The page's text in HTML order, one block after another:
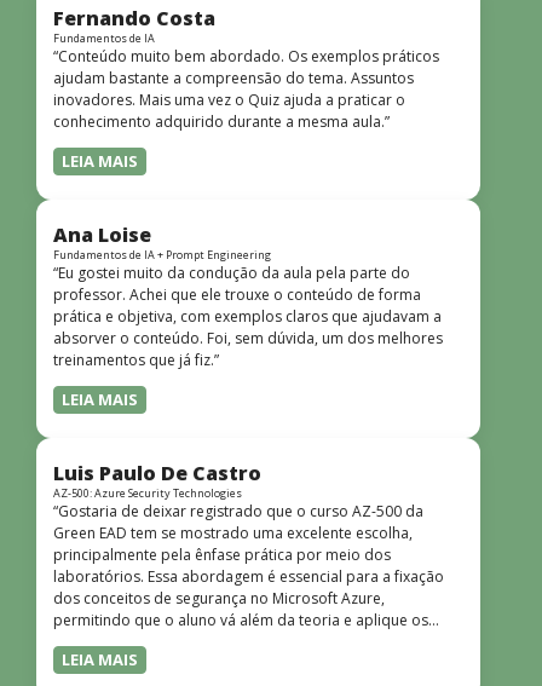
Fernando Costa
Fundamentos de IA
“Conteúdo muito bem abordado. Os exemplos práticos
ajudam bastante a compreensão do tema. Assuntos
inovadores. Mais uma vez o Quiz ajuda a praticar o
conhecimento adquirido durante a mesma aula.”
LEIA MAIS
Ana Loise
Fundamentos de IA + Prompt Engineering
“Eu gostei muito da condução da aula pela parte do
professor. Achei que ele trouxe o conteúdo de forma
prática e objetiva, com exemplos claros que ajudavam a
absorver o conteúdo. Foi, sem dúvida, um dos melhores
treinamentos que já fiz.”
LEIA MAIS
Luis Paulo De Castro
AZ-500: Azure Security Technologies
“Gostaria de deixar registrado que o curso AZ-500 da
Green EAD tem se mostrado uma excelente escolha,
principalmente pela ênfase prática por meio dos
laboratórios. Essa abordagem é essencial para a fixação
dos conceitos de segurança no Microsoft Azure,
permitindo que o aluno vá além da teoria e aplique os
conhecimentos em cenários reais e simulados. Outro
ponto muito positivo é a didática do curso. O conteúdo é
LEIA MAIS